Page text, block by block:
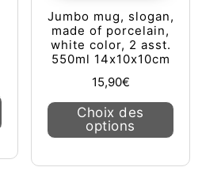
Ce produit a plusieurs variations.
Jumbo mug, slogan,
made of porcelain,
white color, 2 asst.
550ml 14x10x10cm
15,90€
Choix des
options